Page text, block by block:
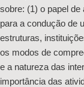
sobre: (1) o papel
para a condução de
estruturas,
os modos de
e a natureza das
importância das